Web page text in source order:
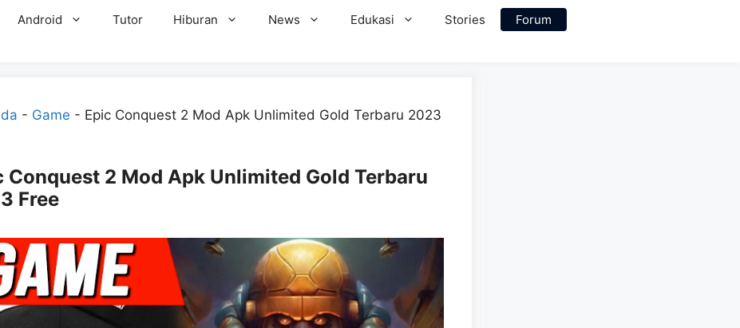
Android Tutor Hiburan News Edukasi Stories Forum
- Game - Epic Conquest 2 Mod Apk Unlimited Gold Terbaru 2023
Conquest 2 Mod Apk Unlimited Gold Terbaru
Free